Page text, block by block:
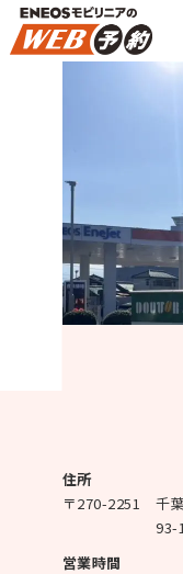
住所
〒270-2251
千
93-
営業時間